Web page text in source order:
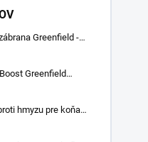
Greenfield -
-
Greenfield
kg – DUO PACK
hmyzu pre koňa